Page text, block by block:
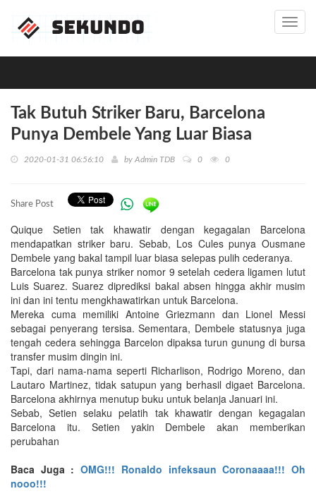
Tak Butuh Striker Baru, Barcelona
Punya Dembele Yang Luar Biasa
2020-01-31 06:56:10 by Admin TDB 0 0
Share Post
Quique Setien tak khawatir dengan kegagalan Barcelona
mendapatkan striker baru. Sebab, Los Cules punya Ousmane
Dembele yang bakal tampil luar biasa selepas pulih cederanya.
Barcelona tak punya striker nomor 9 setelah cedera ligamen lutut
Luis Suarez. Suarez diprediksi bakal absen hingga akhir musim
ini dan ini tentu mengkhawatirkan untuk Barcelona.
Mereka cuma memiliki Antoine Griezmann dan Lionel Messi
sebagai penyerang tersisa. Sementara, Dembele statusnya juga
tengah cedera sehingga Barcelon dipaksa turun gunung di bursa
transfer musim dingin ini.
Tapi, dari nama-nama seperti Richarlison, Rodrigo Moreno, dan
Lautaro Martinez, tidak satupun yang berhasil digaet Barcelona.
Barcelona akhirnya menutup buku untuk belanja Januari ini.
Sebab, Setien selaku pelatih tak khawatir dengan kegagalan
Barcelona itu. Setien yakin Dembele akan memberikan
perubahan
Baca Juga :OMG!!! Ronaldo infeksaun Coronaaaa!!! Oh
nooo!!!